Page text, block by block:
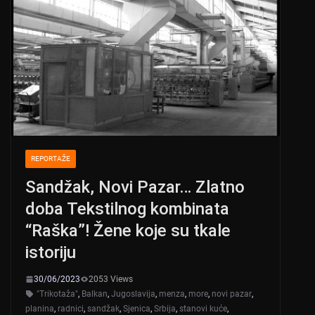
REPORTAŽE
Sandžak, Novi Pazar… Zlatno
doba Tekstilnog kombinata
“Raška”! Žene koje su tkale
istoriju
30/06/2023
2053 Views
"Trikotaža", Balkan, Jugoslavija, menza, more, novi pazar,
planina, radnici, sandžak, Sjenica, Srbija, stanovi kuće,